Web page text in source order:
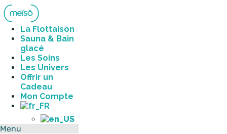
Aller
au
contenu
La Flottaison
Sauna & Bain
glacé
Les Soins
Les Univers
Offrir un
Cadeau
Mon Compte
Menu